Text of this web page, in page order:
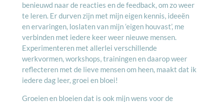
benieuwd naar de reacties en de feedback, om zo weer
te leren. Er durven zijn met mijn eigen kennis, ideeën
en ervaringen, loslaten van mijn ‘eigen houvast’, me
verbinden met iedere keer weer nieuwe mensen.
Experimenteren met allerlei verschillende
werkvormen, workshops, trainingen en daarop weer
reflecteren met de lieve mensen om heen, maakt dat ik
iedere dag leer, groei en bloei!
Groeien en bloeien dat is ook mijn wens voor de